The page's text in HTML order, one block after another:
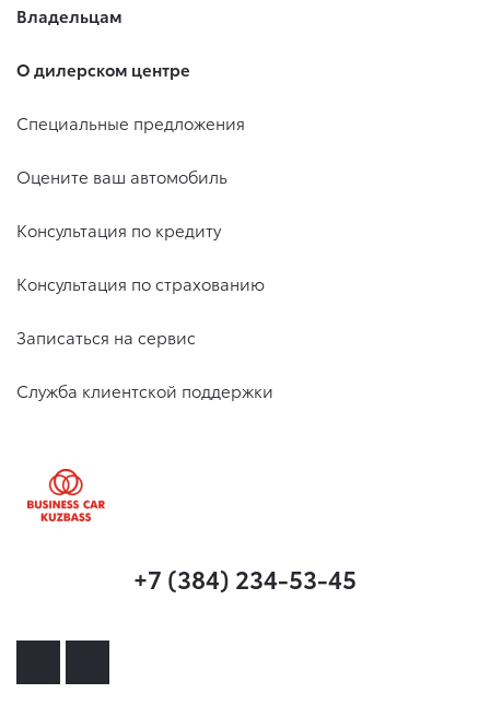
Владельцам
О дилерском центре
Специальные предложения
Оцените ваш автомобиль
Консультация по кредиту
Консультация по страхованию
Записаться на сервис
Служба клиентской поддержки
+7 (384) 234-53-45